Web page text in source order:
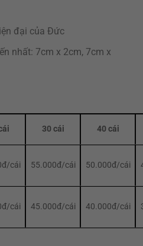
đại của Đức
nhất: 7cm x 2cm, 7cm x
30 cái 40 cái
cái 55.000đ/cái 50.000đ/cái
cái 45.000đ/cái 40.000đ/cái